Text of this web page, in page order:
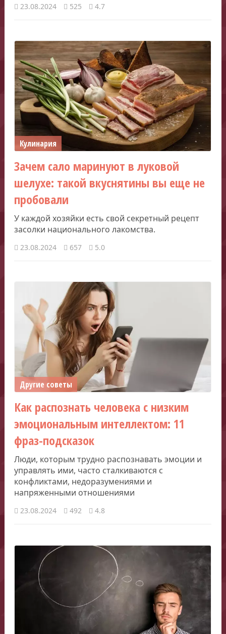
23.08.2024 525 4.7
Кулинария
Зачем сало маринуют в луковой
шелухе: такой вкуснятины вы еще не
пробовали
У каждой хозяйки есть свой секретный рецепт
засолки национального лакомства.
23.08.2024 657 5.0
Другие советы
Как распознать человека с низким
эмоциональным интеллектом: 11
фраз-подсказок
Люди, которым трудно распознавать эмоции и
управлять ими, часто сталкиваются с
конфликтами, недоразумениями и
напряженными отношениями
23.08.2024 492 4.8